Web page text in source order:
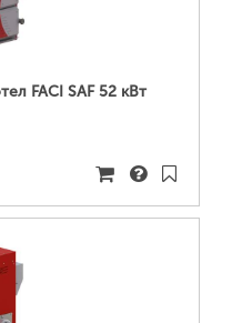
FACI SAF 52 кВт